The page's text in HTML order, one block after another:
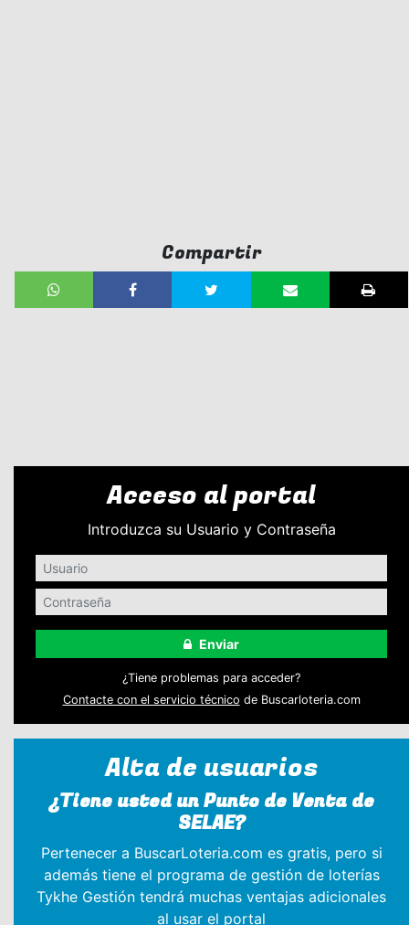
Compartir
Acceso al portal
Introduzca su Usuario y Contraseña
Enviar
¿Tiene problemas para acceder?
Contacte con el servicio técnico de Buscarloteria.com
Alta de usuarios
¿Tiene usted un Punto de Venta de
SELAE?
Pertenecer a BuscarLoteria.com es gratis, pero si
además tiene el programa de gestión de loterías
Tykhe Gestión tendrá muchas ventajas adicionales
al usar el portal